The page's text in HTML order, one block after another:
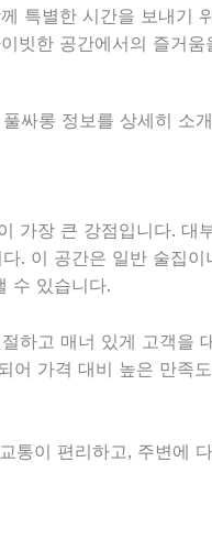
특별한 시간을 보내기
빗한 공간에서의 즐거움
싸롱 정보를 상세히 소
가장 큰 강점입니다. 대
. 이 공간은 일반 술집이
수 있습니다.
하고 매너 있게 고객을
어 가격 대비 높은 만족
통이 편리하고, 주변에